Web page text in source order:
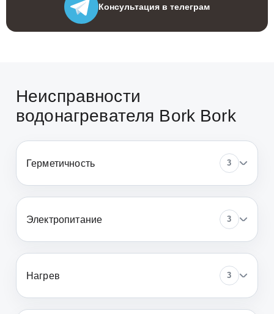
Консультация в телеграм
Неисправности
водонагревателя Bork Bork
Герметичность 3
Электропитание 3
Нагрев 3